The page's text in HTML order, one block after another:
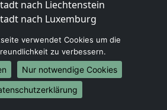
nach Liechtenstein
nach Luxemburg
nach Norwegen
nach Berlin
verwendet Cookies um die
zu verbessern.
Nur notwendige Cookies